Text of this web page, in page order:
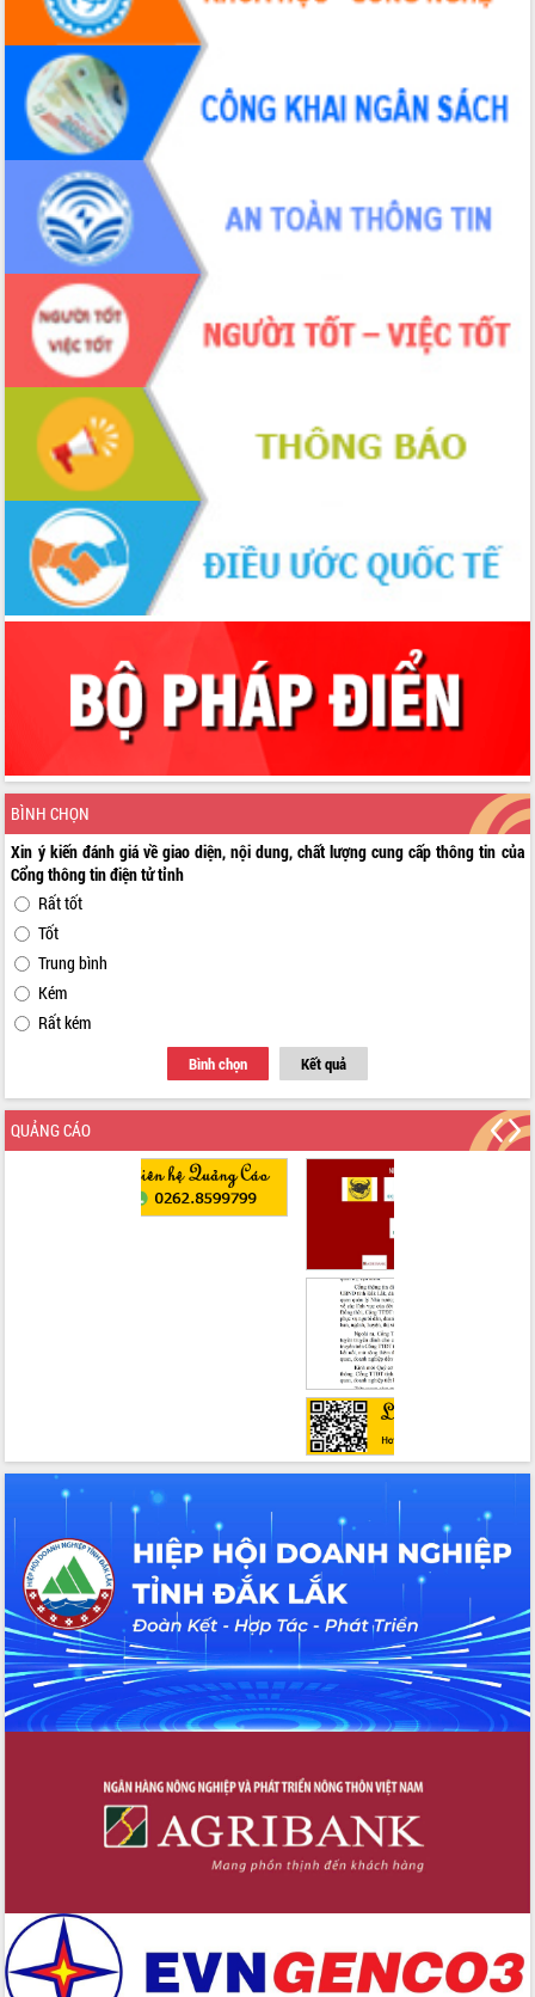
BÌNH CHỌN
Xin ý kiến đánh giá về giao diện, nội dung, chất lượng cung cấp thông tin của
Cổng thông tin điện tử tỉnh
Rất tốt
Tốt
Trung bình
Kém
Rất kém
Bình chọn Kết quả
QUẢNG CÁO